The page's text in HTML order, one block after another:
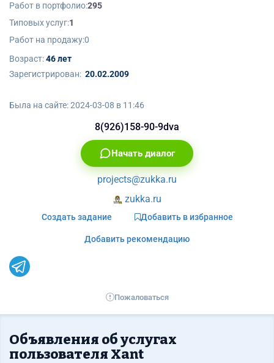
Работ в портфолио:295
Типовых услуг:1
Работ на продажу:0
Возраст:46 лет
Зарегистрирован: 20.02.2009
Была на сайте:2024-03-08 в 11:46
8(926)158-90-9dva
Начать диалог
projects@zukka.ru
zukka.ru
Создать задание Добавить в избранное
Добавить рекомендацию
Пожаловаться
Объявления об услугах
пользователя Xant